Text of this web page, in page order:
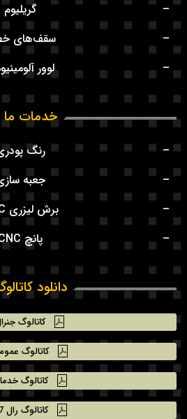
گریلیوم
سقف‌های
لوور
خدمات ما
رنگ
جعبه
برش لیزری CNC
پانچ CNC
دانلود
کاتالوگ
کاتالوگ
کاتالوگ
کاتالوگ رال K7